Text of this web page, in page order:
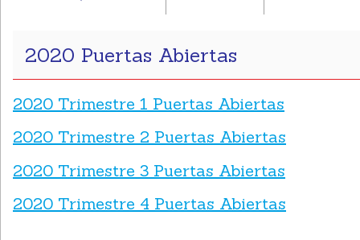
2020 Puertas Abiertas
2020 Trimestre 1 Puertas Abiertas
2020 Trimestre 2 Puertas Abiertas
2020 Trimestre 3 Puertas Abiertas
2020 Trimestre 4 Puertas Abiertas